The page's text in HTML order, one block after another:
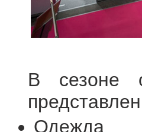
В сезоне
Одежда